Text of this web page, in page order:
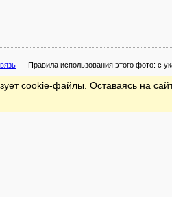
Правила использования этого фото: с
cookie-файлы. Оставаясь на